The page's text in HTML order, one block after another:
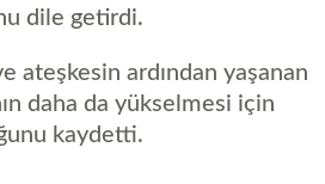
dile getirdi.
ateşkesin ardından yaşanan
daha da yükselmesi için
kaydetti.